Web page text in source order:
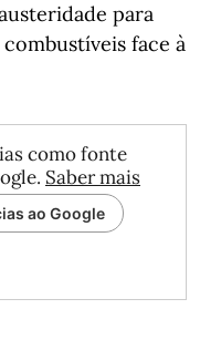
para
face à
como fonte
Saber mais
ao Google